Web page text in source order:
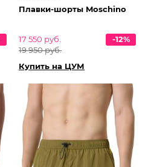
Плавки-шорты Moschino
17 550 руб.
19 950 руб.
-12%
Купить на ЦУМ